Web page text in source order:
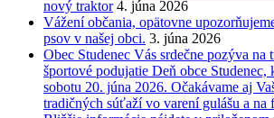
nový traktor 4. júna 2026
Vážení občania, opätovne
psov v našej obci. 3. júna 2026
Obec Studenec Vás srdečne pozýva na
športové podujatie Deň obce Studenec,
sobotu 20. júna 2026. Očakávame aj
tradičných súťaží vo varení gulášu a na